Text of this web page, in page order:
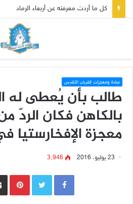
صلاة إلى مريم سلطانة السلام لتهدئة
عبادة ومعجزات القربان الأقدس
طالب بأن يُعطى له
بالكاهن فكان الردّ
معجزة الإفخارستيا
23 يوليو، 2016 3٬946